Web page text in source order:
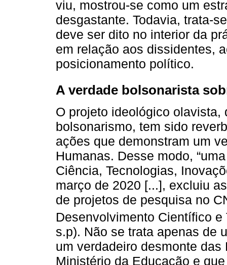
viu, mostrou-se como um
desgastante. Todavia, trata-
deve ser dito no interior da
em relação aos dissidentes,
posicionamento político.
A verdade bolsonarista
O projeto ideológico
bolsonarismo, tem sido
ações que demonstram um
Humanas. Desse modo,
Ciência, Tecnologias,
março de 2020 [...], excluiu
de projetos de pesquisa no
Desenvolvimento Científico e
s.p). Não se trata apenas de
um verdadeiro desmonte
Ministério da Educação e